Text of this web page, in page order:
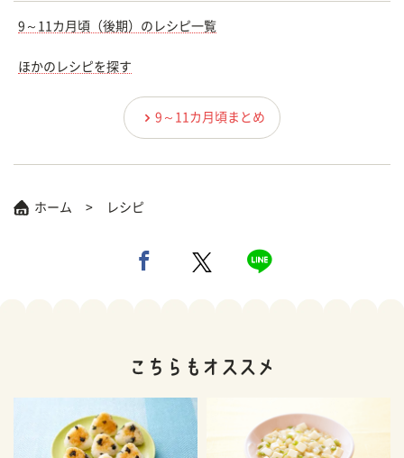
9～11カ月頃（後期）のレシピ一覧
ほかのレシピを探す
9～11カ月頃まとめ
ホーム レシピ